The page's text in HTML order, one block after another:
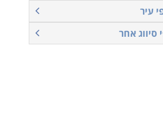
עיר
סיווג אחר